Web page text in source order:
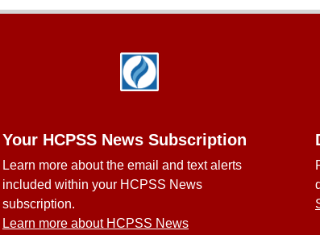
Your HCPSS News Subscription
Learn more about the email and text alerts
included within your HCPSS News
subscription.
Learn more about HCPSS News